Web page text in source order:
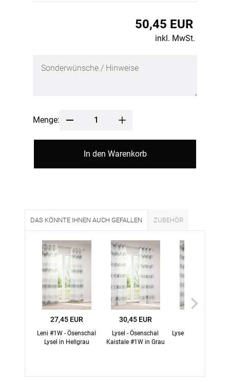
50,45 EUR
inkl. MwSt.
Menge:
In den Warenkorb
DAS KÖNNTE IHNEN AUCH GEFALLEN ZUBEHÖR
27,45 EUR
Leni #1W - Ösenschal
Lysel in Hellgrau
30,45 EUR
Lysel - Ösenschal
Kaistale #1W in Grau
Lysel - Ösenschal